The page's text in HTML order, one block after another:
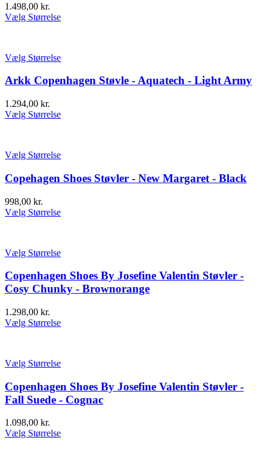
1.498,00 kr.
Vælg Størrelse
Vælg Størrelse
Arkk Copenhagen Støvle - Aquatech - Light Army
1.294,00 kr.
Vælg Størrelse
Vælg Størrelse
Copehagen Shoes Støvler - New Margaret - Black
998,00 kr.
Vælg Størrelse
Vælg Størrelse
Copenhagen Shoes By Josefine Valentin Støvler -
Cosy Chunky - Brownorange
1.298,00 kr.
Vælg Størrelse
Vælg Størrelse
Copenhagen Shoes By Josefine Valentin Støvler -
Fall Suede - Cognac
1.098,00 kr.
Vælg Størrelse